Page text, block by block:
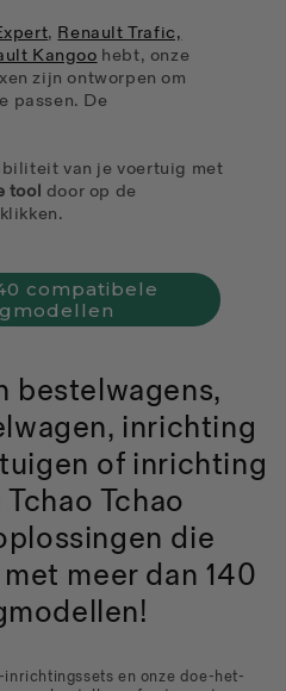
, Renault Trafic,
Kangoo hebt, onze
zijn ontworpen om
passen. De
van je voertuig met
tool door op de
compatibele
bestelwagens,
inrichting
of inrichting
Tchao
die
meer dan 140
en onze doe-het-